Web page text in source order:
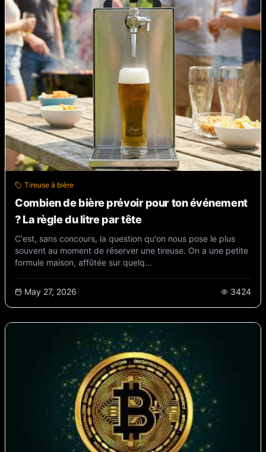
Tireuse à bière
Combien de bière prévoir pour ton événement
? La règle du litre par tête
C'est, sans concours, la question qu'on nous pose le plus
souvent au moment de réserver une tireuse. On a une petite
formule maison, affûtée sur quelq...
May 27, 2026 3424